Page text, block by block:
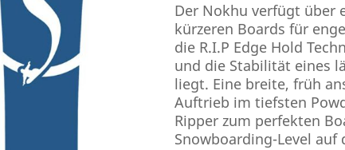
Der Nokhu verfügt über
kürzeren Boards für
die R.I.P Edge Hold
und die Stabilität eines
liegt. Eine breite, früh
Auftrieb im tiefsten
Ripper zum perfekten
Snowboarding-Level auf